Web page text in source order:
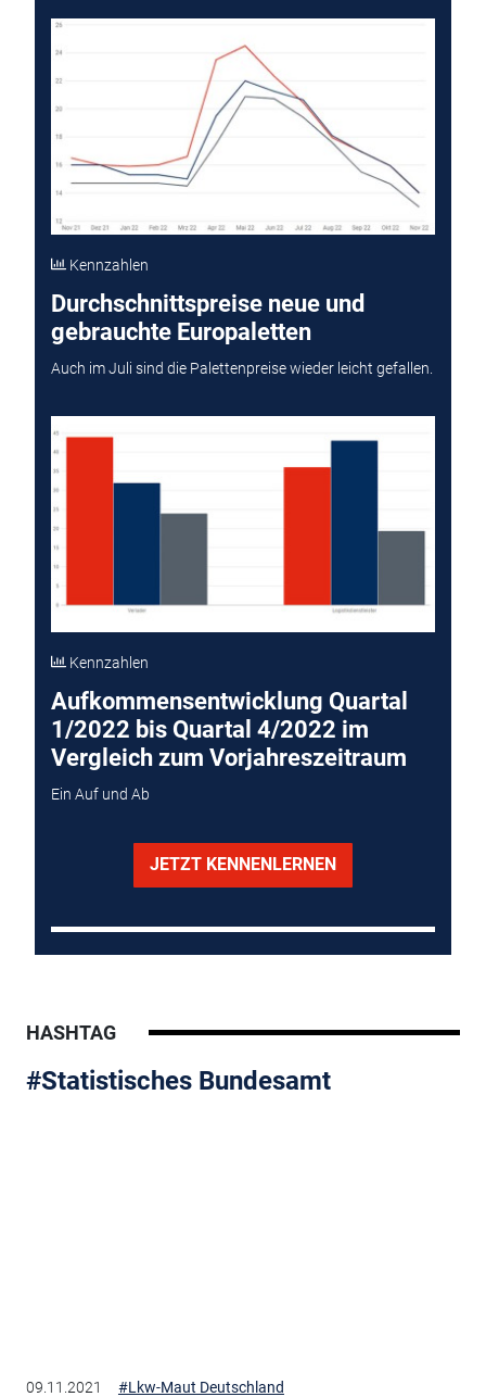
Kennzahlen
Durchschnittspreise neue und
gebrauchte Europaletten
Auch im Juli sind die Palettenpreise wieder leicht gefallen.
Kennzahlen
Aufkommensentwicklung Quartal
1/2022 bis Quartal 4/2022 im
Vergleich zum Vorjahreszeitraum
Ein Auf und Ab
JETZT KENNENLERNEN
HASHTAG
#Statistisches Bundesamt
09.11.2021 #Lkw-Maut Deutschland